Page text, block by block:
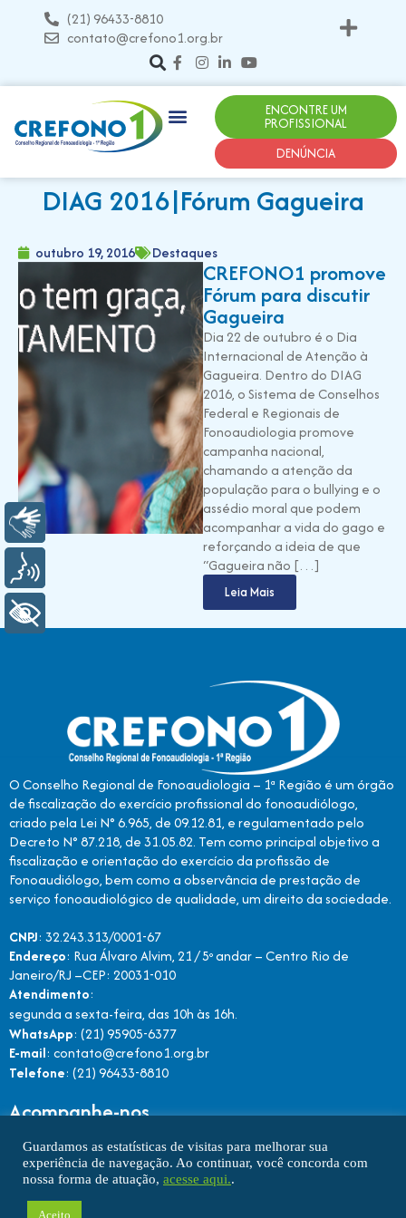
(21) 96433-8810
contato@crefono1.org.br
ENCONTRE UM
PROFISSIONAL
DENÚNCIA
DIAG 2016|Fórum Gagueira
outubro 19, 2016 Destaques
CREFONO1 promove
Fórum para discutir
Gagueira
Dia 22 de outubro é o Dia
Internacional de Atenção à
Gagueira. Dentro do DIAG
2016, o Sistema de Conselhos
Federal e Regionais de
Fonoaudiologia promove
campanha nacional,
chamando a atenção da
população para o bullying e o
assédio moral que podem
acompanhar a vida do gago e
reforçando a ideia de que
“Gagueira não […]
Leia Mais
O Conselho Regional de Fonoaudiologia – 1ª Região é um órgão
de fiscalização do exercício profissional do fonoaudiólogo,
criado pela Lei N° 6.965, de 09.12.81, e regulamentado pelo
Decreto N° 87.218, de 31.05.82. Tem como principal objetivo a
fiscalização e orientação do exercício da profissão de
Fonoaudiólogo, bem como a observância de prestação de
serviço fonoaudiológico de qualidade, um direito da sociedade.
CNPJ: 32.243.313/0001-67
Endereço: Rua Álvaro Alvim, 21 / 5º andar – Centro Rio de
Janeiro/RJ –CEP: 20031-010
Atendimento:
segunda a sexta-feira, das 10h às 16h.
WhatsApp: (21) 95905-6377
E-mail: contato@crefono1.org.br
Telefone: (21) 96433-8810
Acompanhe-nos
Guardamos as estatísticas de visitas para melhorar sua
experiência de navegação. Ao continuar, você concorda com
nossa forma de atuação, acesse aqui..
Aceito
Libras